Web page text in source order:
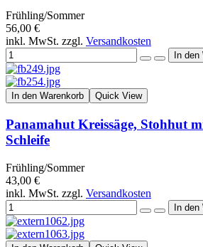
Frühling/Sommer
56,00 €
inkl. MwSt. zzgl. Versandkosten
In den Warenkorb Quick View
Panamahut Kreissäge, Stohhut
Schleife
Frühling/Sommer
43,00 €
inkl. MwSt. zzgl. Versandkosten